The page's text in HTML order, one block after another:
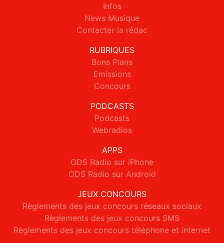
Infos
News Musique
Contacter la rédac
RUBRIQUES
Bons Plans
Emissions
Concours
PODCASTS
Podcasts
Webradios
APPS
ODS Radio sur iPhone
ODS Radio sur Android
JEUX CONCOURS
Règlements des jeux concours réseaux sociaux
Règlements des jeux concours SMS
Règlements des jeux concours téléphone et internet